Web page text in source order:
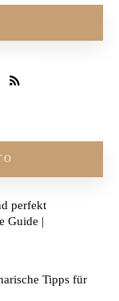
perfekt
Guide |
Tipps für